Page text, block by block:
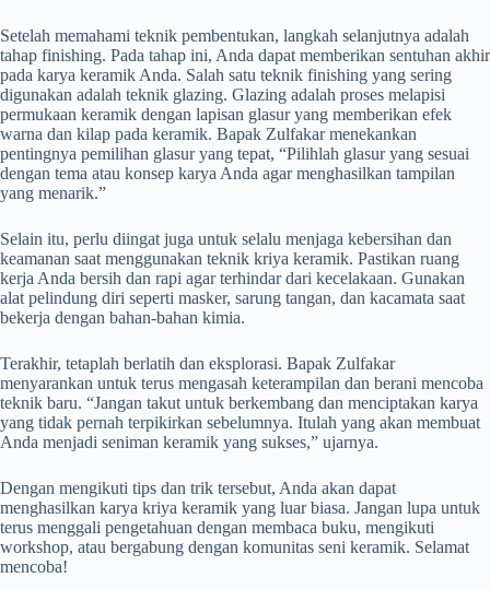
Setelah memahami teknik pembentukan, langkah selanjutnya adalah
tahap finishing. Pada tahap ini, Anda dapat memberikan sentuhan akhir
pada karya keramik Anda. Salah satu teknik finishing yang sering
digunakan adalah teknik glazing. Glazing adalah proses melapisi
permukaan keramik dengan lapisan glasur yang memberikan efek
warna dan kilap pada keramik. Bapak Zulfakar menekankan
pentingnya pemilihan glasur yang tepat, “Pilihlah glasur yang sesuai
dengan tema atau konsep karya Anda agar menghasilkan tampilan
yang menarik.”
Selain itu, perlu diingat juga untuk selalu menjaga kebersihan dan
keamanan saat menggunakan teknik kriya keramik. Pastikan ruang
kerja Anda bersih dan rapi agar terhindar dari kecelakaan. Gunakan
alat pelindung diri seperti masker, sarung tangan, dan kacamata saat
bekerja dengan bahan-bahan kimia.
Terakhir, tetaplah berlatih dan eksplorasi. Bapak Zulfakar
menyarankan untuk terus mengasah keterampilan dan berani mencoba
teknik baru. “Jangan takut untuk berkembang dan menciptakan karya
yang tidak pernah terpikirkan sebelumnya. Itulah yang akan membuat
Anda menjadi seniman keramik yang sukses,” ujarnya.
Dengan mengikuti tips dan trik tersebut, Anda akan dapat
menghasilkan karya kriya keramik yang luar biasa. Jangan lupa untuk
terus menggali pengetahuan dengan membaca buku, mengikuti
workshop, atau bergabung dengan komunitas seni keramik. Selamat
mencoba!